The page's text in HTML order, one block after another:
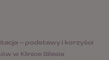
– podstawy i korzyści
w Klinice Silesia